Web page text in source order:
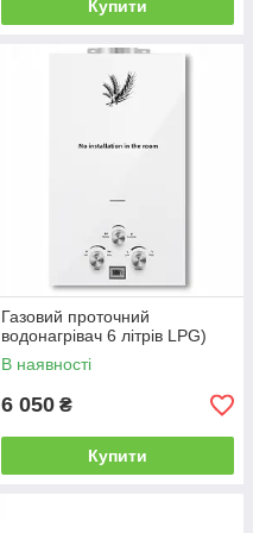
Купити
Газовий проточний
водонагрівач 6 літрів LPG)
В наявності
6 050 ₴
Купити